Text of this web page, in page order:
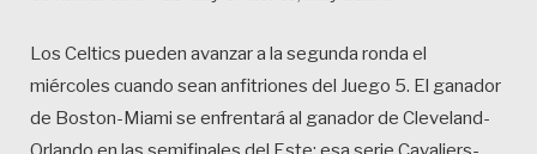
Los Celtics pueden avanzar a la segunda ronda el
miércoles cuando sean anfitriones del Juego 5. El ganador
de Boston-Miami se enfrentará al ganador de Cleveland-